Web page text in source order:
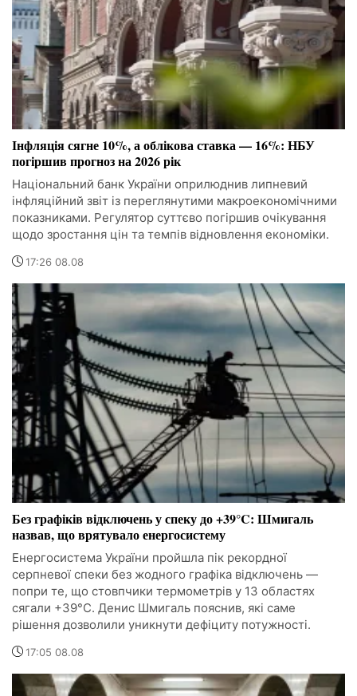
Інфляція сягне 10%, а облікова ставка — 16%: НБУ
погіршив прогноз на 2026 рік
Національний банк України оприлюднив липневий
інфляційний звіт із переглянутими макроекономічними
показниками. Регулятор суттєво погіршив очікування
щодо зростання цін та темпів відновлення економіки.
17:26 08.08
Без графіків відключень у спеку до +39°C: Шмигаль
назвав, що врятувало енергосистему
Енергосистема України пройшла пік рекордної
серпневої спеки без жодного графіка відключень —
попри те, що стовпчики термометрів у 13 областях
сягали +39°C. Денис Шмигаль пояснив, які саме
рішення дозволили уникнути дефіциту потужності.
17:05 08.08